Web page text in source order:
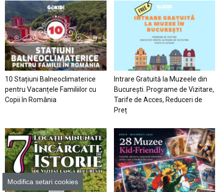
10 Stațiuni Balneoclimaterice
pentru Vacanțele Familiilor cu
Copii în România
Intrare Gratuită la Muzeele din
București. Programe de Vizitare,
Tarife de Acces, Reduceri de
Preț
Modifica setari cookies